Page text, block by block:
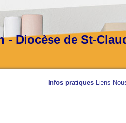
Infos pratiques Liens
Diocèse de St-